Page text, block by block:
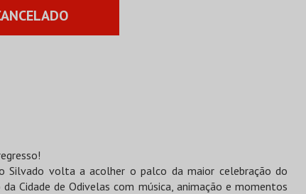
Silvado volta a acolher o palco da maior celebração do
Cidade de Odivelas com música, animação e momentos